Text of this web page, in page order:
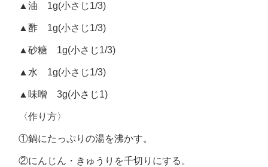
▲油 1g(小さじ1/3)
▲酢 1g(小さじ1/3)
▲砂糖 1g(小さじ1/3)
▲水 1g(小さじ1/3)
▲味噌 3g(小さじ1)
〈作り方〉
①鍋にたっぷりの湯を沸かす。
②にんじん・きゅうりを千切りにする。